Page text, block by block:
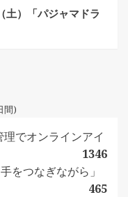
土）「パジャマドラ
間)
でオンラインアイ
1346
をつなぎながら」
465